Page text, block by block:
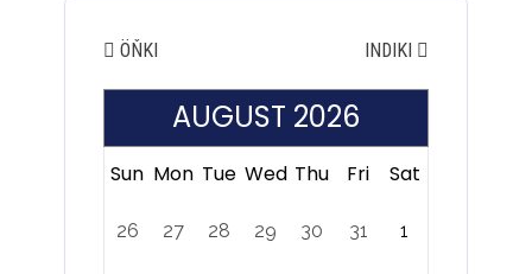
ÖŇKI INDIKI
AUGUST 2026
Sun Mon Tue Wed Thu Fri Sat
26 27 28 29 30 31 1